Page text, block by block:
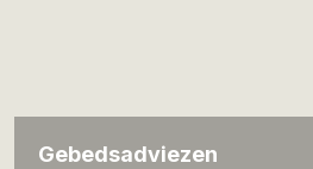
Gebedsadviezen